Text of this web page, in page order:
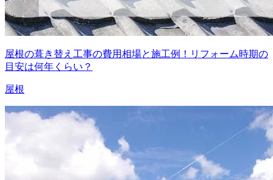
屋根の葺き替え工事の費用相場と施工例！リフォーム時期の
目安は何年くらい？
屋根